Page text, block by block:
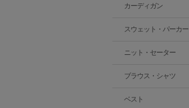
カーディガン
スウェット・パーカー
ニット・セーター
ブラウス・シャツ
ベスト